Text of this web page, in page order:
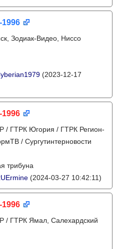
1996
Зодиак-Видео, Ниссо
(2023-12-17
1996
/ ГТРК Югория / ГТРК Регион-
/ Сургутинтерновости
трибуна
(2024-03-27 10:42:11)
1996
/ ГТРК Ямал, Салехардский